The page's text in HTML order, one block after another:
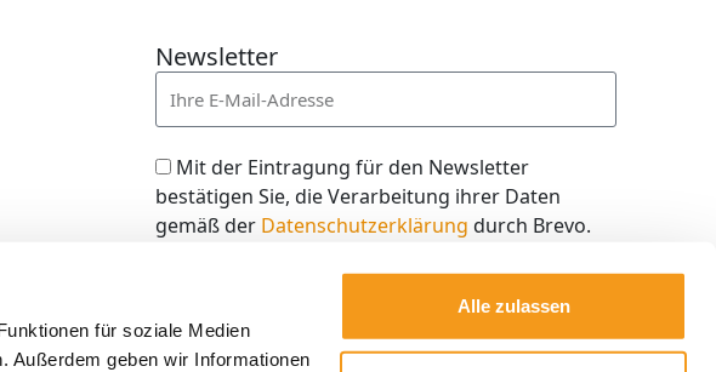
für soziale Medien
Außerdem geben wir Informationen
Alle zulassen
Newsletter
Mit der Eintragung für den Newsletter
bestätigen Sie, die Verarbeitung ihrer Daten
gemäß der Datenschutzerklärung durch Brevo.
den ich jederzeit mit dem Link im Newsletter